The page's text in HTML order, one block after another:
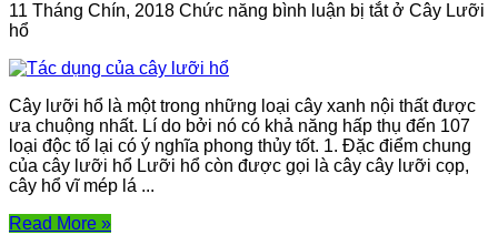
11 Tháng Chín, 2018 Chức năng bình luận bị tắtở Cây Lưỡi
hổ
Cây lưỡi hổ là một trong những loại cây xanh nội thất được
ưa chuộng nhất. Lí do bởi nó có khả năng hấp thụ đến 107
loại độc tố lại có ý nghĩa phong thủy tốt. 1. Đặc điểm chung
của cây lưỡi hổ Lưỡi hổ còn được gọi là cây cây lưỡi cọp,
cây hổ vĩ mép lá ...
Read More »